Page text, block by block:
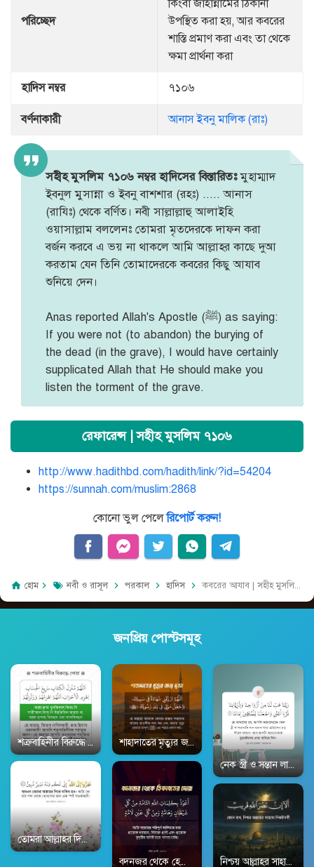
পরিচ্ছেদ
কিংবা জাহান্নামের ঠিকানা
উপস্থিত করা হয়, আর কবরের
শাস্তি প্রমাণ করা এবং তা থেকে
ক্ষমা প্রার্থনা করা
হাদিস নম্বর ৭১০৬
বর্ণনাকারী আনাস ইবনু মালিক (রাঃ)
সহীহ মুসলিম ৭১০৬ নম্বর হাদিসের বিস্তারিতঃমুহাম্মাদ
ইবনুল মুসান্না ও ইবনু বাশশার (রহঃ) ..... আনাস
(রাযিঃ) থেকে বর্ণিত। নবী সাল্লাল্লাহু আলাইহি
ওয়াসাল্লাম বললেনঃ তোমরা মৃতদেরকে দাফন করা
বর্জন করবে এ ভয় না থাকলে আমি আল্লাহর কাছে দুআ
করতাম যেন তিনি তোমাদেরকে কবরের কিছু আযাব
শুনিয়ে দেন।
Anas reported Allah's Apostle (ﷺ) as saying:
If you were not (to abandon) the burying of
the dead (in the grave), I would have certainly
supplicated Allah that He should make you
listen the torment of the grave.
রেফারেন্স | সহীহ মুসলিম ৭১০৬
http://www.hadithbd.com/hadith/link/?id=54204
https://sunnah.com/muslim:2868
কোনো ভুল পেলেরিপোর্ট করুন!
হোম নবী ও রাসূল পরকাল হাদিস কবরের আযাব | সহীহ মুসলিম ৭১০৬ | Sahih-Muslim 2868
জনপ্রিয় পোস্টসমূহ
শত্রুবাহিনীর বিরুদ্ধে দোয়া | সহীহ বুখারী ২৯৩৩ | Sahih-Al-Bukhari 2933
তোমরা আল্লাহর দিকে ধাবিত হও | সূরা আজ-যারিয়াত ৫১:৫০ | Surah Adh-
শাহাদাতের মৃত্যুর জন্য দোয়া | সহীহ বুখারী ১৮৯০ |
বদনজর থেকে হেফাজতের দুআ | সহীহ বুখারী ৩৩৭১
নেক স্ত্রী ও সন্তান
নিশ্চয় আল্লাহর সাহায্য